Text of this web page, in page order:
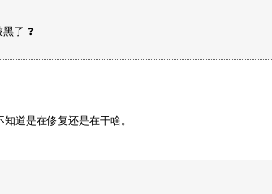
了 ❓
道是在修复还是在干啥。